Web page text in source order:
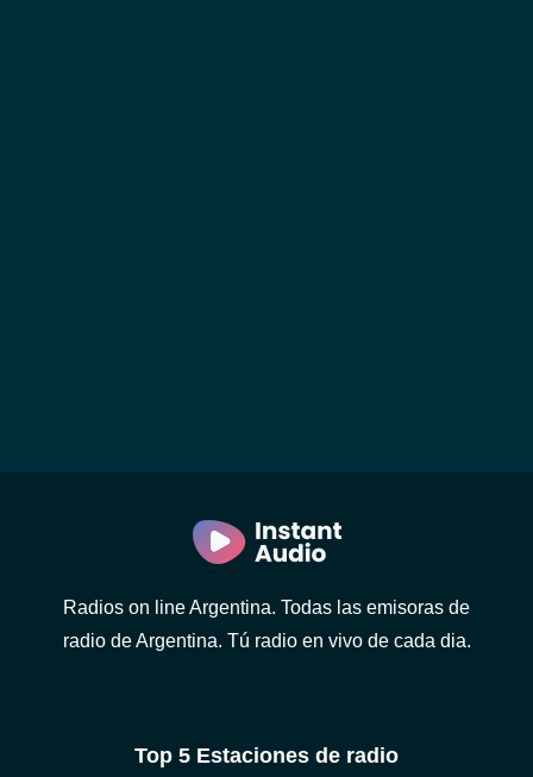
Radios on line Argentina. Todas las emisoras de
radio de Argentina. Tú radio en vivo de cada dia.
Top 5 Estaciones de radio